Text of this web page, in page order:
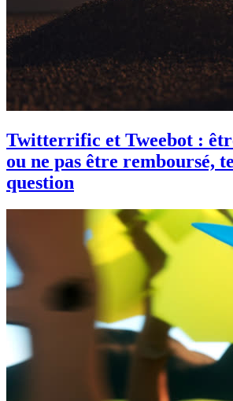
Twitterrific et Tweebot :
ou ne pas être remboursé,
question